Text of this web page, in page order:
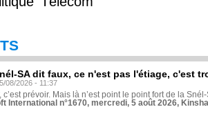
SA dit faux, ce n'est pas l'étiage, c'est
08/2026 - 11:37
c’est prévoir. Mais là n’est point le point fort de la
International n°1670, mercredi, 5 août 2026,